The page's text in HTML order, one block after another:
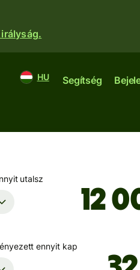
HU Segítség
utalsz
ennyit kap